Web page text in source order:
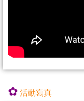
✿​ 活動寫真